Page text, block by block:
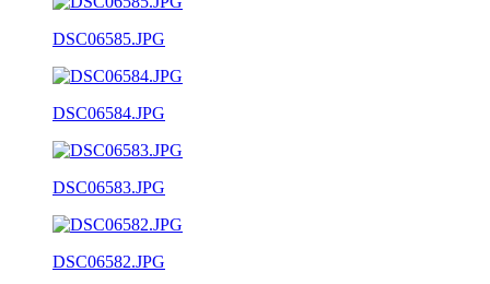
DSC06585.JPG
DSC06584.JPG
DSC06583.JPG
DSC06582.JPG